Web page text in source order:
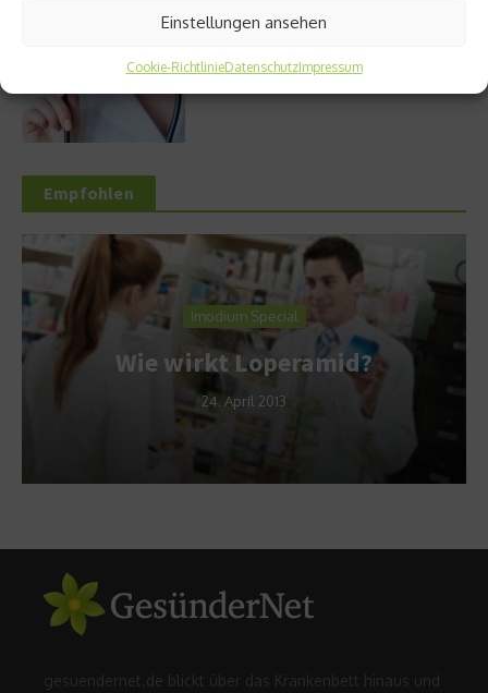
Einstellungen ansehen
Cookie-RichtlinieDatenschutzImpressum
Ursachen und Hilfe
Empfohlen
Imodium Special
Wie wirkt Loperamid?
24. April 2013
gesuendernet.de blickt über das Krankenbett hinaus und